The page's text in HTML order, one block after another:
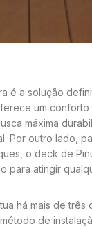
é a solução
um
máxima
Por outro lado,
o deck de
para atingir
há mais de
de